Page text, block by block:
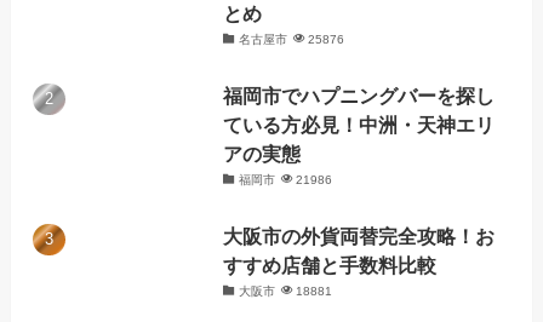
とめ
名古屋市 25876
福岡市でハプニングバーを探し
ている方必見！中洲・天神エリ
アの実態
福岡市 21986
大阪市の外貨両替完全攻略！お
すすめ店舗と手数料比較
大阪市 18881